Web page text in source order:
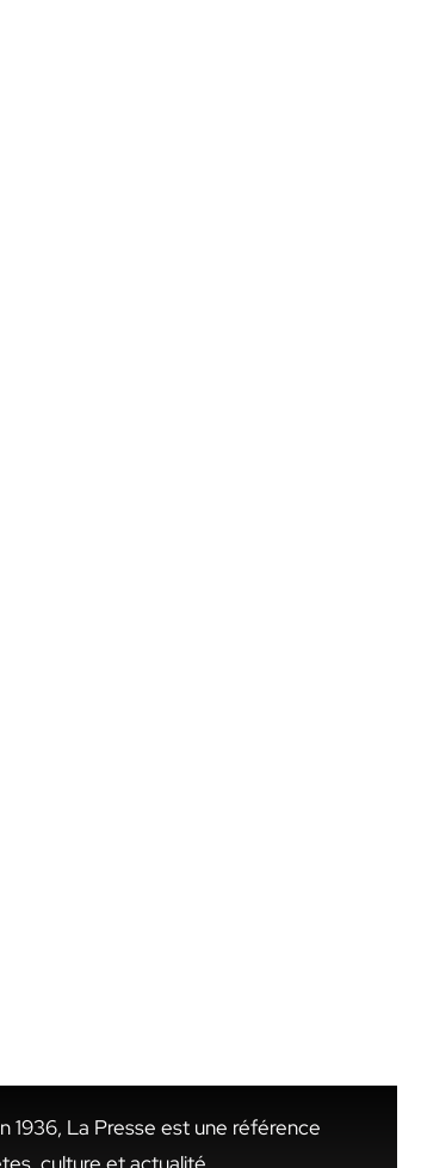
La Presse est une référence